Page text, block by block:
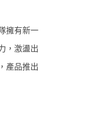
擁有新一
，激盪出
產品推出